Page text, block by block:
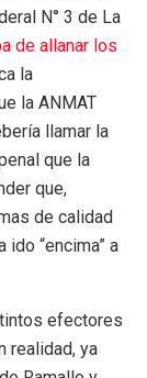
N° 3 de La
de allanar los
la
la ANMAT
llamar la
que la
que,
de calidad
“encima” a
efectores
realidad, ya